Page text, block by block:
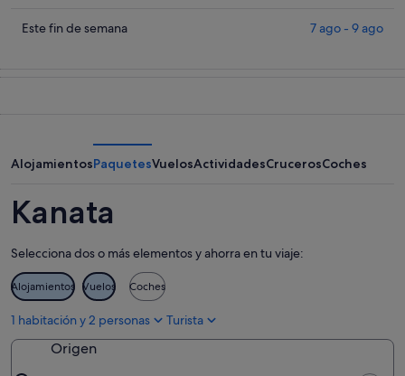
Kanata
8
precios
noche,
ago
-
ago
Comprueba
fin
semana,
7
-
9
ago
Este fin de semana 7 ago - 9 ago
AlojamientosPaquetesVuelosActividadesCrucerosCoches
Kanata
Selecciona dos o más elementos y ahorra en tu viaje:
Alojamientos Vuelos Coches
1 habitación y 2 personas Turista
Origen